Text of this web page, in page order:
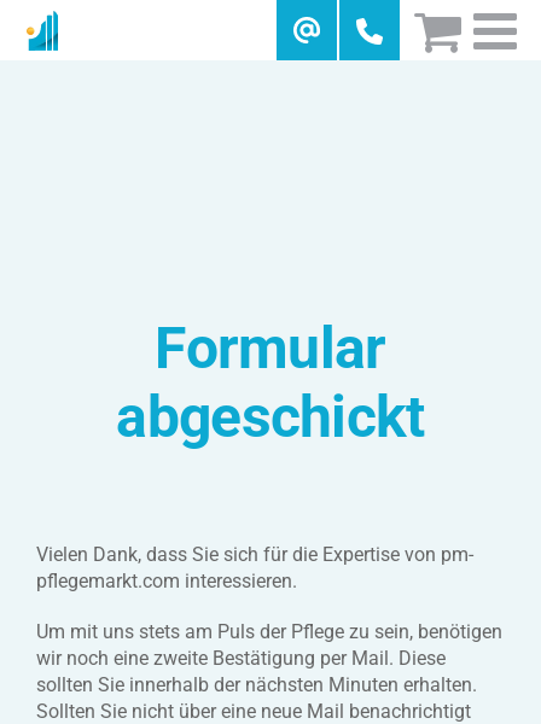
Formular
abgeschickt
Vielen Dank, dass Sie sich für die Expertise von pm-
pflegemarkt.com interessieren.
Um mit uns stets am Puls der Pflege zu sein, benötigen
wir noch eine zweite Bestätigung per Mail. Diese
sollten Sie innerhalb der nächsten Minuten erhalten.
Sollten Sie nicht über eine neue Mail benachrichtigt